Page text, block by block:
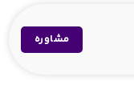
مشاوره